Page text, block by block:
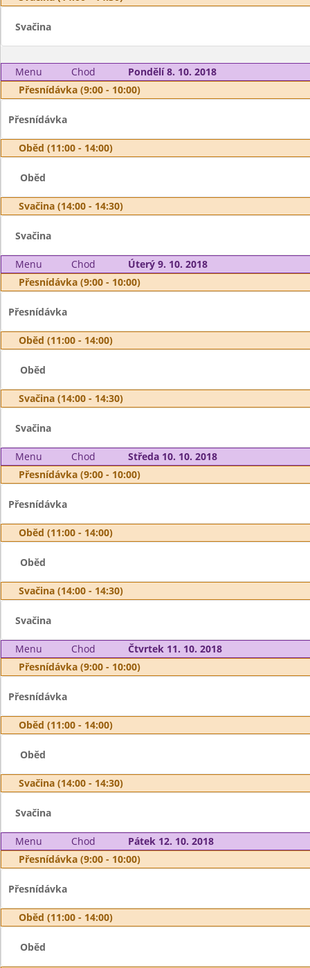
Svačina
Menu Chod
Pondělí 8. 10. 2018
Přesnídávka (9:00 - 10:00)
Přesnídávka
Oběd (11:00 - 14:00)
Oběd
Svačina (14:00 - 14:30)
Svačina
Menu Chod
Úterý 9. 10. 2018
Přesnídávka (9:00 - 10:00)
Přesnídávka
Oběd (11:00 - 14:00)
Oběd
Svačina (14:00 - 14:30)
Svačina
Menu Chod
Středa 10. 10. 2018
Přesnídávka (9:00 - 10:00)
Přesnídávka
Oběd (11:00 - 14:00)
Oběd
Svačina (14:00 - 14:30)
Svačina
Menu Chod
Čtvrtek 11. 10. 2018
Přesnídávka (9:00 - 10:00)
Přesnídávka
Oběd (11:00 - 14:00)
Oběd
Svačina (14:00 - 14:30)
Svačina
Menu Chod
Pátek 12. 10. 2018
Přesnídávka (9:00 - 10:00)
Přesnídávka
Oběd (11:00 - 14:00)
Oběd